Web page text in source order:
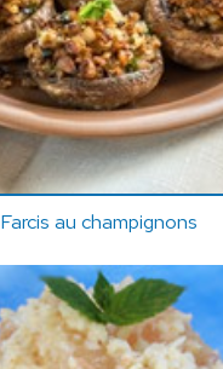
Farcis au champignons